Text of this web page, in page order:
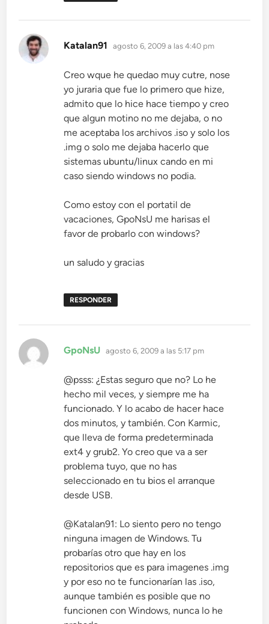
Katalan91 dice:
agosto 6, 2009 a las 4:40 pm
Creo wque he quedao muy cutre, nose
yo juraria que fue lo primero que hize,
admito que lo hice hace tiempo y creo
que algun motino no me dejaba, o no
me aceptaba los archivos .iso y solo los
.img o solo me dejaba hacerlo que
sistemas ubuntu/linux cando en mi
caso siendo windows no podia.
Como estoy con el portatil de
vacaciones, GpoNsU me harisas el
favor de probarlo con windows?
un saludo y gracias
RESPONDER
GpoNsU dice:
agosto 6, 2009 a las 5:17 pm
@psss: ¿Estas seguro que no? Lo he
hecho mil veces, y siempre me ha
funcionado. Y lo acabo de hacer hace
dos minutos, y también. Con Karmic,
que lleva de forma predeterminada
ext4 y grub2. Yo creo que va a ser
problema tuyo, que no has
seleccionado en tu bios el arranque
desde USB.
@Katalan91: Lo siento pero no tengo
ninguna imagen de Windows. Tu
probarías otro que hay en los
repositorios que es para imagenes .img
y por eso no te funcionarían las .iso,
aunque también es posible que no
funcionen con Windows, nunca lo he